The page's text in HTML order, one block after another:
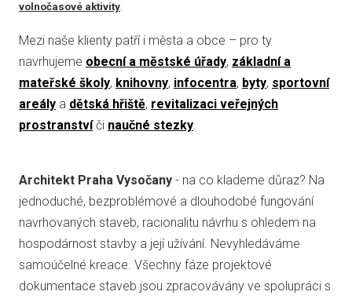
volnočasové aktivity.
Mezi naše klienty patří i města a obce – pro ty
navrhujeme obecní a městské úřady, základní a
mateřské školy, knihovny, infocentra, byty, sportovní
areály a dětská hřiště, revitalizaci veřejných
prostranstvíči naučné stezky.
Architekt Praha Vysočany - na co klademe důraz? Na
jednoduché, bezproblémové a dlouhodobé fungování
navrhovaných staveb, racionalitu návrhu s ohledem na
hospodárnost stavby a její užívání. Nevyhledáváme
samoúčelné kreace. Všechny fáze projektové
dokumentace staveb jsou zpracovávány ve spolupráci s